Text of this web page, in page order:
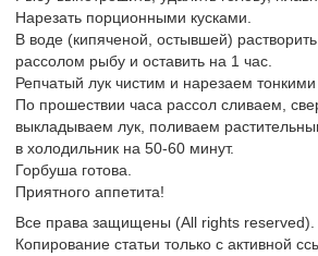
Нарезать порционными кусками.
В воде (кипяченой, остывшей)
рассолом рыбу и оставить на 1 час.
Репчатый лук чистим и нарезаем тонкими
По прошествии часа рассол сливаем,
выкладываем лук, поливаем
в холодильник на 50-60 минут.
Горбуша готова.
Приятного аппетита!
Все права защищены (All rights reserved).
Копирование статьи только с активной